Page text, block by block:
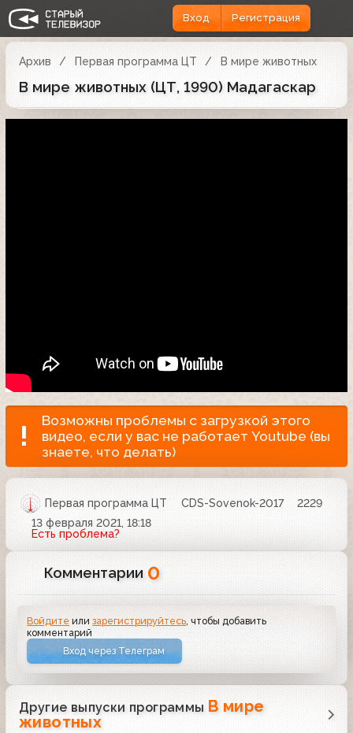
Вход Регистрация
Архив Первая программа ЦТ В мире животных
В мире животных (ЦТ, 1990) Мадагаскар
Возможны проблемы с загрузкой этого
видео, если у вас не работает Youtube (вы
знаете, что делать)
Первая программа ЦТ CDS-Sovenok-2017
2229
13 февраля 2021, 18:18
Есть проблема?
Комментарии 0
Войдите илизарегистрируйтесь , чтобы добавить
комментарий
Вход через Телеграм
Другие выпуски программы В мире
животных